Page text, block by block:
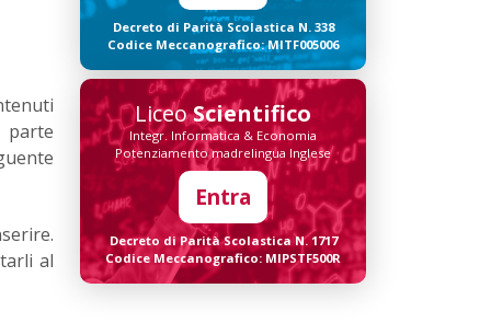
parte
al
Decreto di Parità Scolastica N. 338
Codice Meccanografico: MITF005006
LiceoScientifico
Integr. Informatica & Economia
Potenziamento madrelingua Inglese
Entra
Decreto di Parità Scolastica N. 1717
Codice Meccanografico: MIPSTF500R